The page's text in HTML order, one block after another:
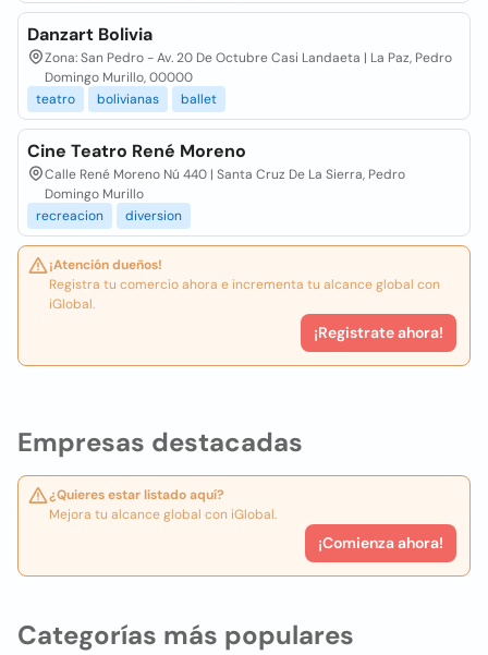
Empresas destacadas
¿Quieres estar listado aquí?
Mejora tu alcance global con iGlobal.
¡Comienza ahora!
Danzart Bolivia
Zona: San Pedro - Av. 20 De Octubre Casi Landaeta | La Paz, Pedro
Domingo Murillo, 00000
teatro
bolivianas ballet
Cine Teatro René Moreno
Calle René Moreno Nú 440 | Santa Cruz De La Sierra, Pedro
Domingo Murillo
recreacion
diversion
¡Atención dueños!
Registra tu comercio ahora e incrementa tu alcance global con
iGlobal.
¡Registrate ahora!
Categorías más populares